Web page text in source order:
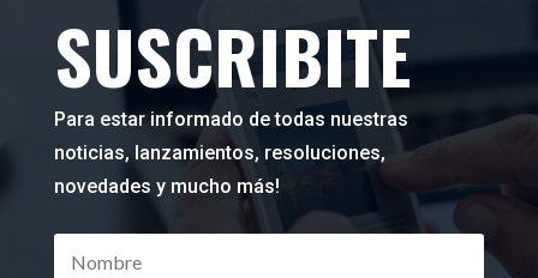
SUSCRIBITE
Para estar informado de todas nuestras
noticias, lanzamientos, resoluciones,
novedades y mucho más!